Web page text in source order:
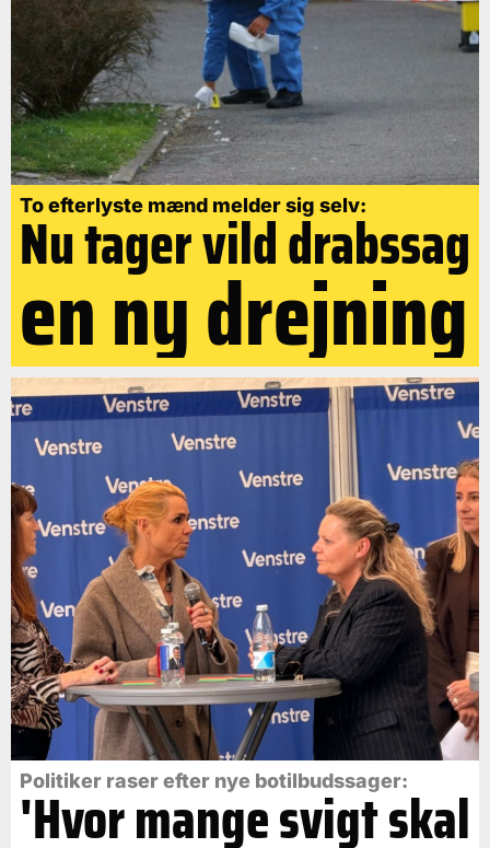
To efterlyste mænd melder sig selv:
Nu tager vild drabssag
en ny drejning
Politiker raser efter nye botilbudssager:
'Hvor mange svigt skal